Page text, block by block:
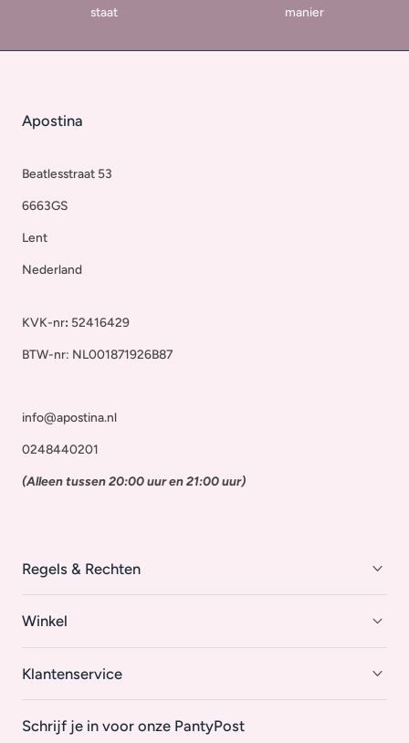
staat
manier
Apostina
Beatlesstraat 53
6663GS
Lent
Nederland
KVK-nr: 52416429
BTW-nr: NL001871926B87
info@apostina.nl
0248440201
(Alleen tussen 20:00 uur en 21:00 uur)
Regels & Rechten
Winkel
Klantenservice
Schrijf je in voor onze PantyPost